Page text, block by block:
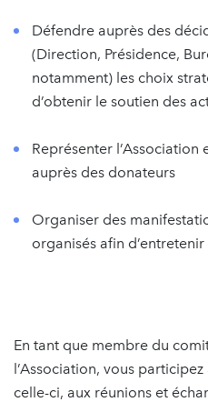
Défendre auprès des
(Direction, Présidence,
notamment) les choix
d’obtenir le soutien des
Représenter
auprès des donateurs
Organiser des
organisés afin
En tant que membre du
l’Association, vous
celle-ci, aux réunions et